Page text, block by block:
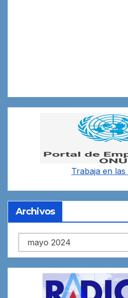
Trabaja en las
Archivos
Archivos